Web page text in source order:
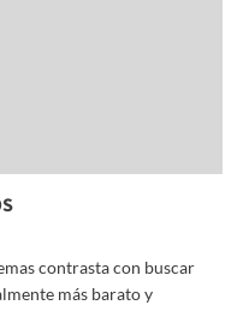
contrasta con buscar
más barato y